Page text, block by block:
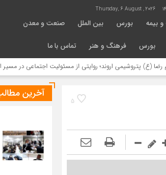
Thursday, 6 August , 2026
بیمه بورس بین الملل صنعت و معدن
بورس فرهنگ و هنر تماس با ما
اروند؛ روایتی از مسئولیت اجتماعی در مسیر اربعین
5
آخرین